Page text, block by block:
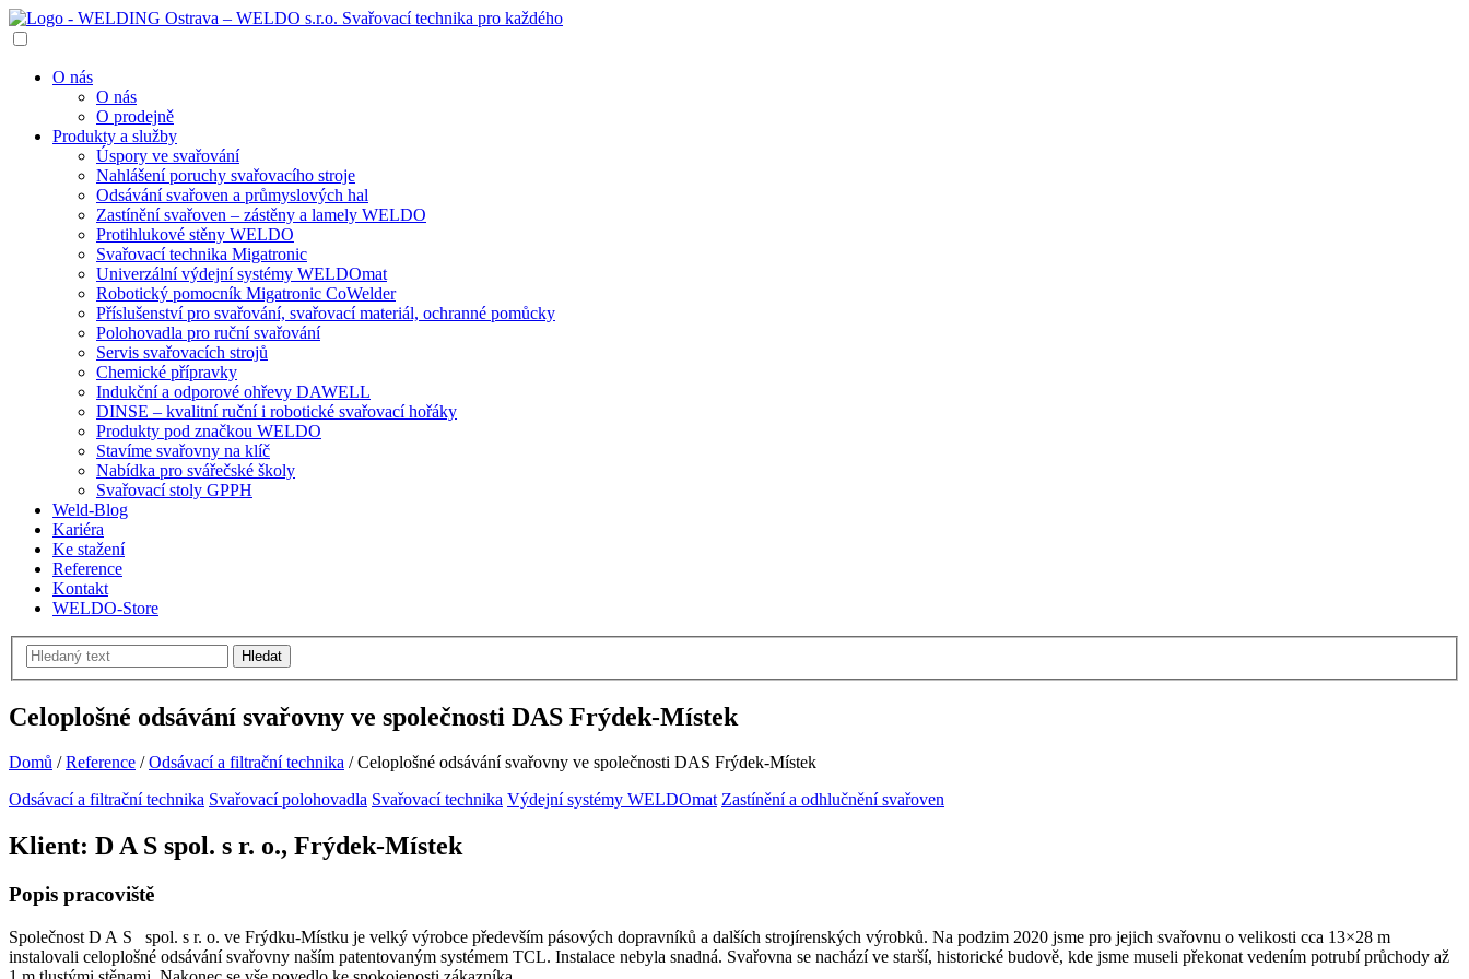
O nás
O nás
O prodejně
Produkty a služby
Úspory ve svařování
Nahlášení poruchy svařovacího stroje
Odsávání svařoven a průmyslových hal
Zastínění svařoven – zástěny a lamely WELDO
Protihlukové stěny WELDO
Svařovací technika Migatronic
Univerzální výdejní systémy WELDOmat
Robotický pomocník Migatronic CoWelder
Příslušenství pro svařování, svařovací materiál, ochranné pomůcky
Polohovadla pro ruční svařování
Servis svařovacích strojů
Chemické přípravky
Indukční a odporové ohřevy DAWELL
DINSE – kvalitní ruční i robotické svařovací hořáky
Produkty pod značkou WELDO
Stavíme svařovny na klíč
Nabídka pro svářečské školy
Svařovací stoly GPPH
Weld-Blog
Kariéra
Ke stažení
Reference
Kontakt
WELDO-Store
Hledat
Celoplošné odsávání svařovny ve společnosti DAS Frýdek-Místek
Domů /Reference /Odsávací a filtrační technika /Celoplošné odsávání svařovny ve společnosti DAS Frýdek-Místek
Odsávací a filtrační technika Svařovací polohovadla Svařovací technika Výdejní systémy WELDOmat Zastínění a odhlučnění svařoven
Klient: D A S spol. s r. o., Frýdek-Místek
Popis pracoviště
Společnost D A S spol. s r. o. ve Frýdku-Místku je velký výrobce především pásových dopravníků a dalších strojírenských výrobků. Na podzim 2020 jsme pro jejich svařovnu o velikosti cca 13×28 m
instalovali celoplošné odsávání svařovny naším patentovaným systémem TCL. Instalace nebyla snadná. Svařovna se nachází ve starší, historické budově, kde jsme museli překonat vedením potrubí průchody až